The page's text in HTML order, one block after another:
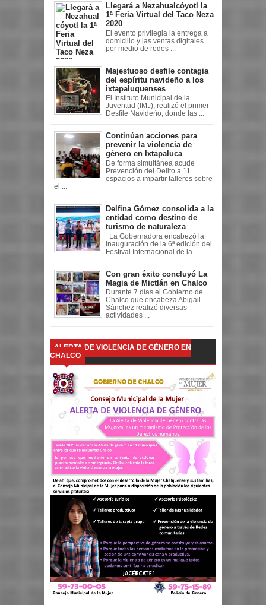
Llegará a Nezahualcóyotl la
1ª Feria Virtual del Taco Neza
2020
El evento privilegia la entrega a
domicilio y las ventas digitales
por medio de redes ...
Majestuoso desfile contagia
del espíritu navideño a los
ixtapaluquenses
El Instituto Municipal de la
Juventud (IMJ), realizó el primer
Desfile Navideño, donde las ...
Continúan acciones para
prevenir la violencia de
género en Ixtapaluca
De forma simultánea acude
Prevención del Delito a 11
espacios a impartir talleres sobre
el ...
Delfina Gómez consolida a la
entidad como destino de
turismo de naturaleza
La Gobernadora encabezó la
inauguración de la 6ª edición del
Festival Internacional de la ...
Con gran éxito concluyó La
Magia de Mictlán en Chalco
Durante 7 días el Gobierno de
Chalco que encabeza Abigail
Sánchez realizó diversas
actividades ...
ALERTA DE VIOLENCIA DE GÉNERO EN
CHALCO